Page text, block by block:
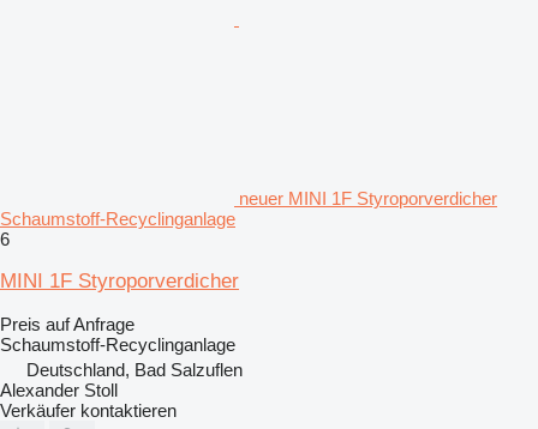
neuer MINI 1F Styroporverdicher
Schaumstoff-Recyclinganlage
6
MINI 1F Styroporverdicher
Preis auf Anfrage
Schaumstoff-Recyclinganlage
Deutschland, Bad Salzuflen
Alexander Stoll
Verkäufer kontaktieren